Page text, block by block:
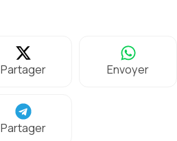
Partager Envoyer
Partager